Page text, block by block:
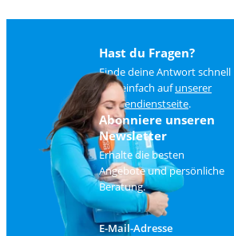
Hast du Fragen?
Finde deine Antwort schnell
und einfach aufunserer
Kundendienstseite.
Abonniere unseren
Newsletter
Erhalte die besten
Angebote und persönliche
Beratung.
E-Mail-Adresse